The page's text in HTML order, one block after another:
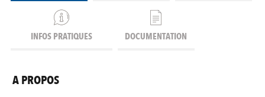
INFOS PRATIQUES DOCUMENTATION
A PROPOS